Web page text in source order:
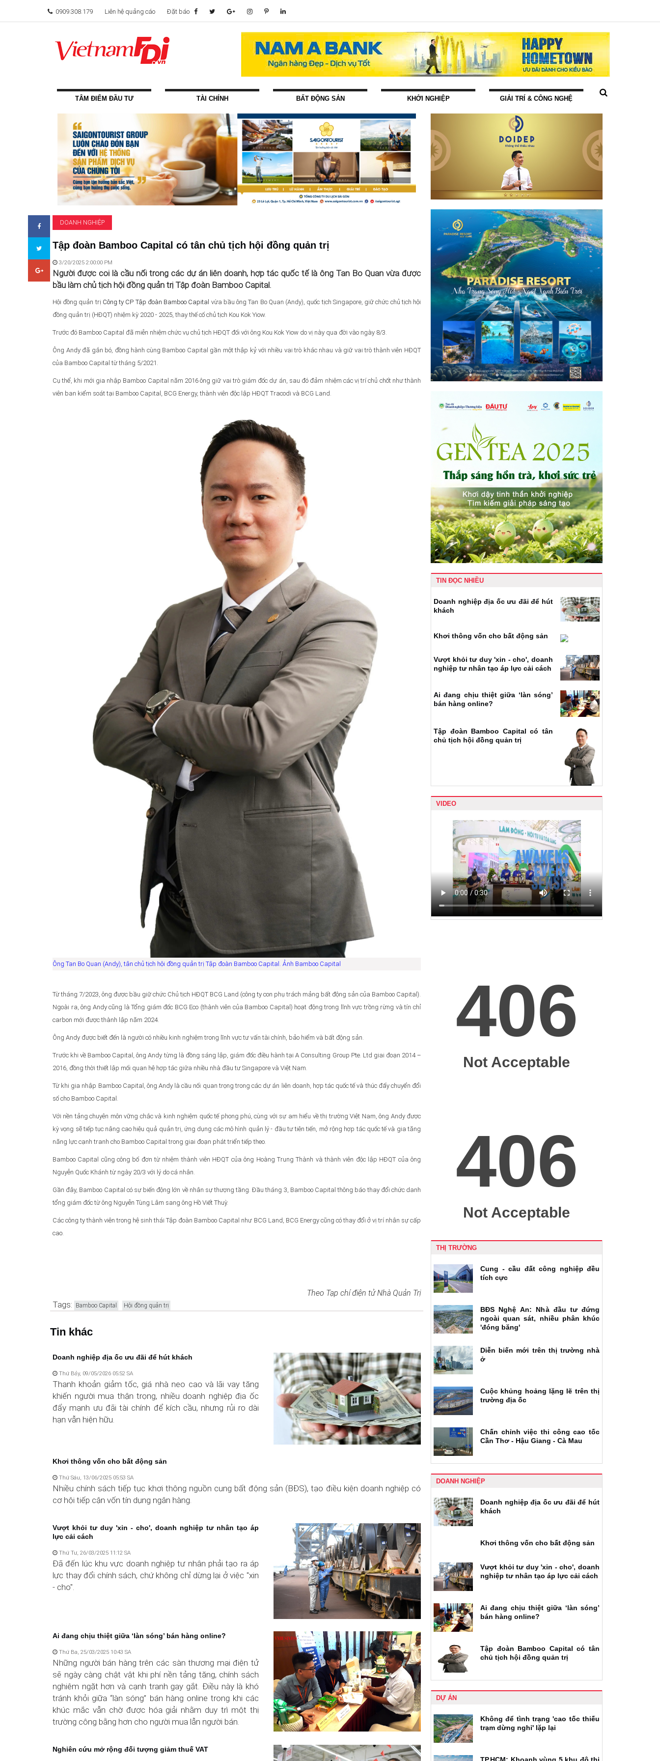
0909.308.179 Liên hệ quảng cáo Đặt báo
TÂM ĐIỂM ĐẦU TƯ TÀI CHÍNH BẤT ĐỘNG SẢN KHỞI NGHIỆP GIẢI TRÍ & CÔNG NGHỆ
DOANH NGHIỆP
Tập đoàn Bamboo Capital có tân chủ tịch hội đồng quản trị
3/20/2025 2:00:00 PM
Người được coi là cầu nối trong các dự án liên doanh, hợp tác quốc tế là ông Tan Bo Quan vừa được
bầu làm chủ tịch hội đồng quản trị Tập đoàn Bamboo Capital.
Hội đồng quản trị Công ty CP Tập đoàn Bamboo Capital vừa bầu ông Tan Bo Quan (Andy), quốc tịch Singapore, giữ chức chủ tịch hội
đồng quản trị (HĐQT) nhiệm kỳ 2020 - 2025, thay thế cố chủ tịch Kou Kok Yiow.
Trước đó Bamboo Capital đã miễn nhiệm chức vụ chủ tịch HĐQT đối với ông Kou Kok Yiow do vị này qua đời vào ngày 8/3.
Ông Andy đã gắn bó, đồng hành cùng Bamboo Capital gần một thập kỷ với nhiều vai trò khác nhau và giữ vai trò thành viên HĐQT
của Bamboo Capital từ tháng 5/2021.
Cụ thể, khi mới gia nhập Bamboo Capital năm 2016 ông giữ vai trò giám đốc dự án, sau đó đảm nhiệm các vị trí chủ chốt như thành
viên ban kiểm soát tại Bamboo Capital, BCG Energy, thành viên độc lập HĐQT Tracodi và BCG Land.
Ông Tan Bo Quan (Andy), tân chủ tịch hội đồng quản trị Tập đoàn Bamboo Capital. Ảnh Bamboo Capital
Từ tháng 7/2023, ông được bầu giữ chức Chủ tịch HĐQT BCG Land (công ty con phụ trách mảng bất động sản của Bamboo Capital).
Ngoài ra, ông Andy cũng là Tổng giám đốc BCG Eco (thành viên của Bamboo Capital) hoạt động trong lĩnh vực trồng rừng và tín chỉ
carbon mới được thành lập năm 2024.
Ông Andy được biết đến là người có nhiều kinh nghiệm trong lĩnh vực tư vấn tài chính, bảo hiểm và bất động sản.
Trước khi về Bamboo Capital, ông Andy từng là đồng sáng lập, giám đốc điều hành tại A Consulting Group Pte. Ltd giai đoạn 2014 –
2016, đồng thời thiết lập mối quan hệ hợp tác giữa nhiều nhà đầu tư Singapore và Việt Nam.
Từ khi gia nhập Bamboo Capital, ông Andy là cầu nối quan trọng trong các dự án liên doanh, hợp tác quốc tế và thúc đẩy chuyển đổi
số cho Bamboo Capital.
Với nền tảng chuyên môn vững chắc và kinh nghiệm quốc tế phong phú, cùng với sự am hiểu về thị trường Việt Nam, ông Andy được
kỳ vọng sẽ tiếp tục nâng cao hiệu quả quản trị, ứng dụng các mô hình quản lý - đầu tư tiên tiến, mở rộng hợp tác quốc tế và gia tăng
năng lực cạnh tranh cho Bamboo Capital trong giai đoạn phát triển tiếp theo.
Bamboo Capital cũng công bố đơn từ nhiệm thành viên HĐQT của ông Hoàng Trung Thành và thành viên độc lập HĐQT của ông
Nguyễn Quốc Khánh từ ngày 20/3 với lý do cá nhân.
Gần đây, Bamboo Capital có sự biến động lớn về nhân sự thượng tầng. Đầu tháng 3, Bamboo Capital thông báo thay đổi chức danh
tổng giám đốc từ ông Nguyễn Tùng Lâm sang ông Hồ Viết Thuỳ.
Các công ty thành viên trong hệ sinh thái Tập đoàn Bamboo Capital như BCG Land, BCG Energy cũng có thay đổi ở vị trí nhân sự cấp
cao.
Theo Tạp chí điện tử Nhà Quản Trị
Tags: Bamboo Capital Hội đồng quản trị
Tin khác
Doanh nghiệp địa ốc ưu đãi để hút khách
Thứ Bảy, 09/05/2026 05:52 SA
Thanh khoản giảm tốc, giá nhà neo cao và lãi vay tăng
khiến người mua thận trọng, nhiều doanh nghiệp địa ốc
đẩy mạnh ưu đãi tài chính để kích cầu, nhưng rủi ro dài
hạn vẫn hiện hữu.
Khơi thông vốn cho bất động sản
Thứ Sáu, 13/06/2025 05:53 SA
Nhiều chính sách tiếp tục khơi thông nguồn cung bất động sản (BĐS), tạo điều kiện doanh nghiệp có
cơ hội tiếp cận vốn tín dụng ngân hàng.
Vượt khỏi tư duy 'xin - cho', doanh nghiệp tư nhân tạo áp
lực cải cách
Thứ Tư, 26/03/2025 11:12 SA
Đã đến lúc khu vực doanh nghiệp tư nhân phải tạo ra áp
lực thay đổi chính sách, chứ không chỉ dừng lại ở việc "xin
- cho".
Ai đang chịu thiệt giữa ‘làn sóng’ bán hàng online?
Thứ Ba, 25/03/2025 10:43 SA
Những người bán hàng trên các sàn thương mại điện tử
sẽ ngày càng chật vật khi phí nền tảng tăng, chính sách
nghiêm ngặt hơn và cạnh tranh gay gắt. Điều này là khó
tránh khỏi giữa “làn sóng” bán hàng online trong khi các
khúc mắc vẫn chờ được hóa giải nhằm duy trì một thị
trường công bằng hơn cho người mua lẫn người bán.
Nghiên cứu mở rộng đối tượng giảm thuế VAT
TIN ĐỌC NHIỀU
Doanh nghiệp địa ốc ưu đãi để hút
khách
Khơi thông vốn cho bất động sản
Vượt khỏi tư duy 'xin - cho', doanh
nghiệp tư nhân tạo áp lực cải cách
Ai đang chịu thiệt giữa ‘làn sóng’
bán hàng online?
Tập đoàn Bamboo Capital có tân
chủ tịch hội đồng quản trị
VIDEO
THỊ TRƯỜNG
Cung - cầu đất công nghiệp đều
tích cực
BĐS Nghệ An: Nhà đầu tư đứng
ngoài quan sát, nhiều phân khúc
'đóng băng'
Diễn biến mới trên thị trường nhà
ở
Cuộc khủng hoảng lặng lẽ trên thị
trường địa ốc
Chấn chỉnh việc thi công cao tốc
Cần Thơ - Hậu Giang - Cà Mau
DOANH NGHIỆP
Doanh nghiệp địa ốc ưu đãi để hút
khách
Khơi thông vốn cho bất động sản
Vượt khỏi tư duy 'xin - cho', doanh
nghiệp tư nhân tạo áp lực cải cách
Ai đang chịu thiệt giữa ‘làn sóng’
bán hàng online?
Tập đoàn Bamboo Capital có tân
chủ tịch hội đồng quản trị
DỰ ÁN
Không để tình trạng 'cao tốc thiếu
trạm dừng nghỉ' lặp lại